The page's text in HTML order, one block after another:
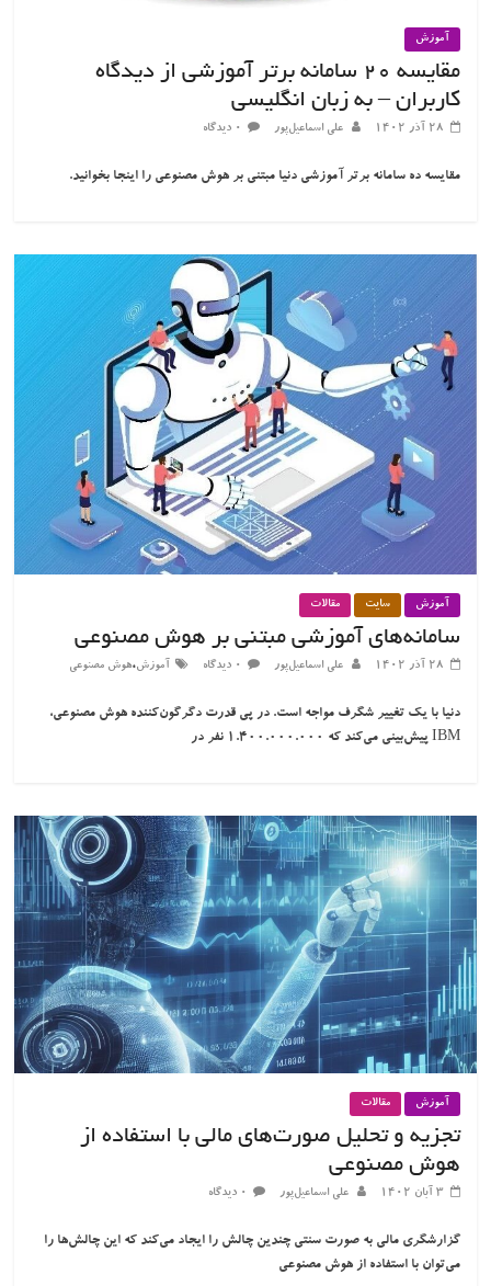
آموزش
مقایسه ۲۰ سامانه برتر آموزشی از دیدگاه
کاربران – به زبان انگلیسی
۲۸ آذر ۱۴۰۲ علی اسماعیل‌پور ۰ دیدگاه
مقایسه ده سامانه برتر آموزشی دنیا مبتنی بر هوش مصنوعی را اینجا بخوانید.
آموزش سایت مقالات
سامانه‌های آموزشی مبتنی بر هوش مصنوعی
۲۸ آذر ۱۴۰۲ علی اسماعیل‌پور ۰ دیدگاه آموزش،هوش مصنوعی
دنیا با یک تغییر شگرف مواجه است. در پی قدرت دگرگون‌کننده هوش مصنوعی،
IBM پیش‌بینی می‌کند که 1.400.000.000 نفر در
آموزش مقالات
تجزیه و تحلیل صورت‌های مالی با استفاده از
هوش مصنوعی
۳ آبان ۱۴۰۲ علی اسماعیل‌پور ۰ دیدگاه
گزارشگری مالی به صورت سنتی چندین چالش را ایجاد می‌کند که این چالش‌ها را
می‌توان با استفاده از هوش مصنوعی